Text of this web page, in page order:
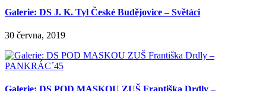
Galerie: DS J. K. Tyl České Budějovice – Světáci
30 června, 2019
Galerie: DS POD MASKOU ZUŠ Františka Drdly –